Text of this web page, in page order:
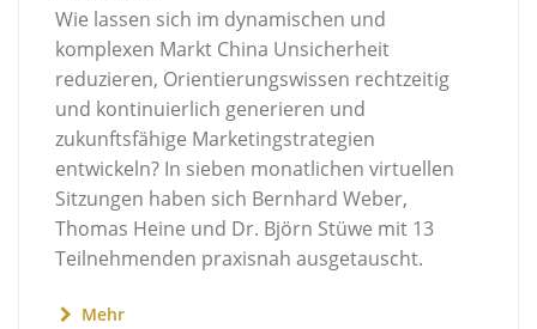
Wie lassen sich im dynamischen und
komplexen Markt China Unsicherheit
reduzieren, Orientierungswissen rechtzeitig
und kontinuierlich generieren und
zukunftsfähige Marketingstrategien
entwickeln? In sieben monatlichen virtuellen
Sitzungen haben sich Bernhard Weber,
Thomas Heine und Dr. Björn Stüwe mit 13
Teilnehmenden praxisnah ausgetauscht.
Mehr